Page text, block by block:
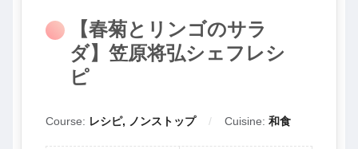
【春菊とリンゴのサラ
ダ】笠原将弘シェフレシ
ピ
Course: レシピ, ノンストップ Cuisine: 和食